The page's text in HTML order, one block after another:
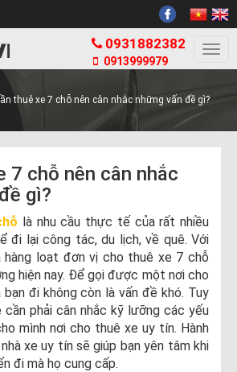
0931882382
0913999979
thuê xe 7 chỗ nên cân nhắc những vấn đề gì?
7 chỗ nên cân nhắc
gì?
là nhu cầu thực tế của rất nhiều
đi lại công tác, du lịch, về quê. Với
hàng loạt đơn vị cho thuê xe 7 chỗ
hiện nay. Để gọi được một nơi cho
đi không còn là vấn đề khó. Tuy
cần phải cân nhắc kỹ lưỡng các yếu
mình nơi cho thuê xe uy tín. Hành
xe uy tín sẽ giúp bạn yên tâm khi
đi mà họ cung cấp.